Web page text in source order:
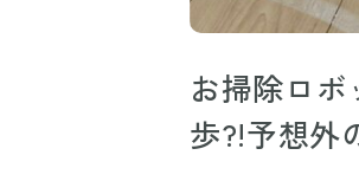
お掃除ロ
歩?!予想外